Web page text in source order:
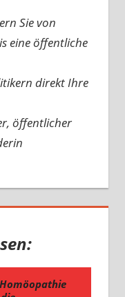
Sie von
eine öffentliche
direkt Ihre
öffentlicher